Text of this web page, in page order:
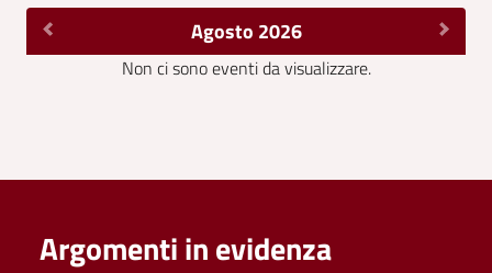
Agosto 2026
Non ci sono eventi da visualizzare.
Argomenti in evidenza